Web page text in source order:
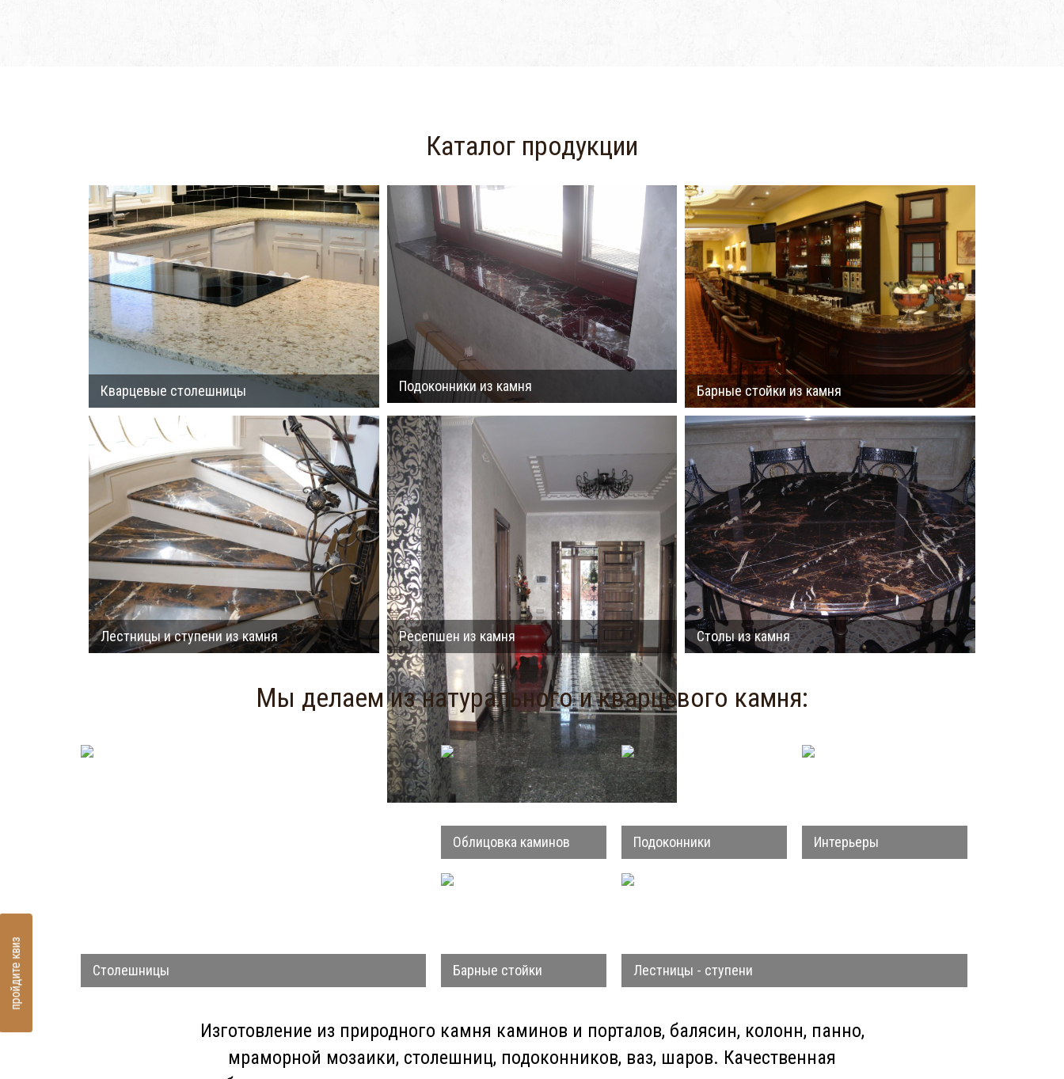
Каталог продукции
Кварцевые столешницы Подоконники из камня Барные стойки из камня
Лестницы и ступени из камня Ресепшен из камня Столы из камня
Мы делаем из натурального и кварцевого камня:
Столешницы
Облицовка каминов Подоконники Интерьеры
Барные стойки Лестницы - ступени
Изготовление из природного камня каминов и порталов, балясин, колонн, панно,
мраморной мозаики, столешниц, подоконников, ваз, шаров. Качественная
пройдите квиз